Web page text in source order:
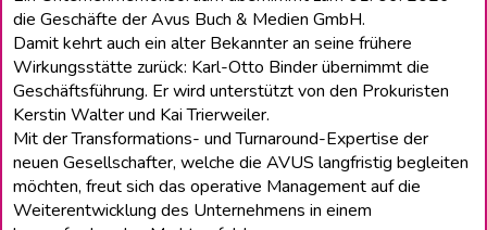
die Geschäfte der Avus Buch & Medien GmbH.
Damit kehrt auch ein alter Bekannter an seine frühere
Wirkungsstätte zurück: Karl-Otto Binder übernimmt die
Geschäftsführung. Er wird unterstützt von den Prokuristen
Kerstin Walter und Kai Trierweiler.
Mit der Transformations- und Turnaround-Expertise der
neuen Gesellschafter, welche die AVUS langfristig begleiten
möchten, freut sich das operative Management auf die
Weiterentwicklung des Unternehmens in einem